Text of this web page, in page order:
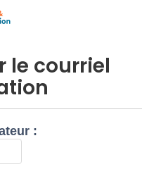
le courriel
: